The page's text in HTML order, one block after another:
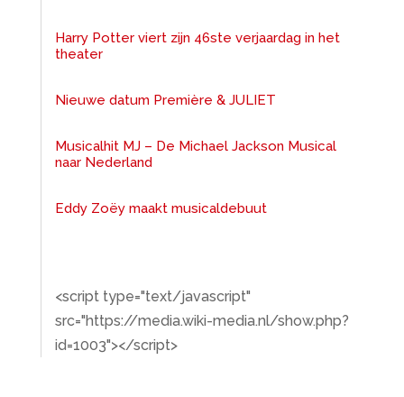
Harry Potter viert zijn 46ste verjaardag in het
theater
Nieuwe datum Première & JULIET
Musicalhit MJ – De Michael Jackson Musical
naar Nederland
Eddy Zoëy maakt musicaldebuut
<script type="text/javascript"
src="https://media.wiki-media.nl/show.php?
id=1003"></script>